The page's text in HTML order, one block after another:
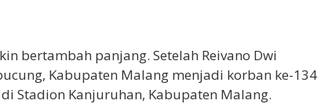
bertambah panjang. Setelah Reivano Dwi
Kabupaten Malang menjadi korban ke-134
Stadion Kanjuruhan, Kabupaten Malang.